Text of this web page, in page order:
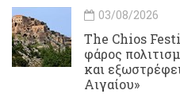
03/08/2026
Τhe Chios
φάρος
και
Αιγαίου»